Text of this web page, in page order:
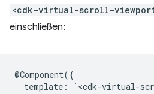
<cdk-virtual-scroll-
einschließen:
@Component({
template : `<cdk-virtual-